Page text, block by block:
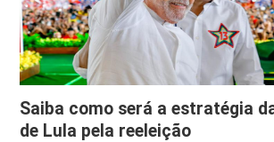
Saiba como será a estratégia
de Lula pela reeleição